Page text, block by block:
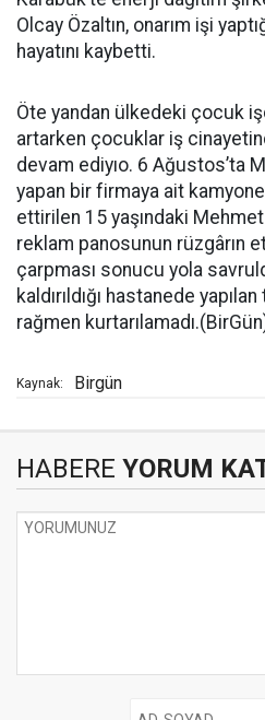
Olcay Özaltın, onarım işi
hayatını kaybetti.
Öte yandan ülkedeki çocuk
artarken çocuklar iş
devam ediyıo. 6 Ağustos’ta
yapan bir firmaya ait
ettirilen 15 yaşındaki
reklam panosunun rüzgârın
çarpması sonucu yola
kaldırıldığı hastanede
rağmen
Kaynak: Birgün
HABERE YORUM